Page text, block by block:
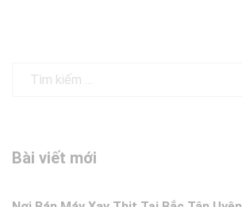
Bài viết mới